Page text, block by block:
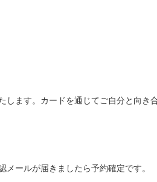
ます。カードを通じてご自分と向き
ールが届きましたら予約確定です。